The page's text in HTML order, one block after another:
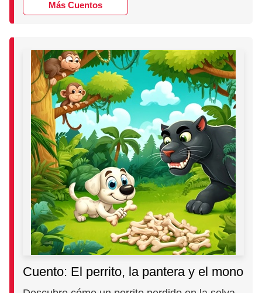
Más Cuentos
Cuento: El perrito, la pantera y el mono